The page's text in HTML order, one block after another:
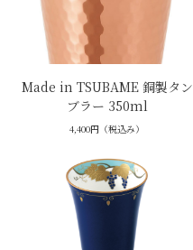
Made in TSUBAME 銅製タン
ブラー 350ml
4,400円（税込み）